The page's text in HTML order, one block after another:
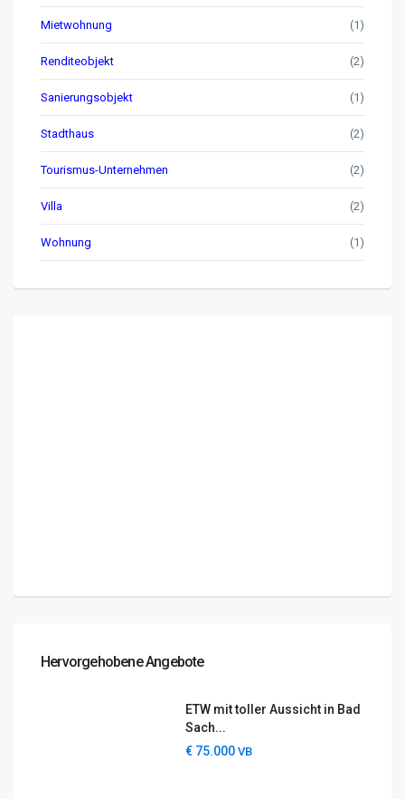
Mietwohnung (1)
Renditeobjekt (2)
Sanierungsobjekt (1)
Stadthaus (2)
Tourismus-Unternehmen (2)
Villa (2)
Wohnung (1)
Hervorgehobene Angebote
ETW mit toller Aussicht in Bad
Sach...
€ 75.000VB